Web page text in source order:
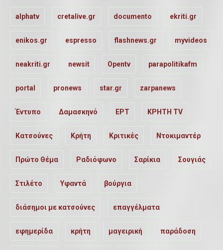
alphatv cretalive.gr documento ekriti.gr
enikos.gr espresso flashnews.gr myvideos
neakriti.gr newsit Opentv parapolitikafm
portal pronews star.gr zarpanews
Έντυπο Δαμασκηνό ΕΡΤ ΚΡΗΤΗ TV
Κατσούνες Κρήτη Κριτικές Ντοκιμαντέρ
Πρώτο Θέμα Ραδιόφωνο Σαρίκια Σουγιάς
Στιλέτο Υφαντά βούργια
διάσημοι με κατσούνες επαγγέλματα
εφημερίδα κρήτη μαγειρική παράδοση